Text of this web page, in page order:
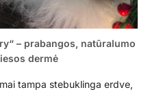
– prabangos, natūralumo
dermė
tampa stebuklinga erdve,